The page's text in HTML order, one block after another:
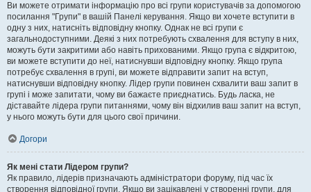
Ви можете отримати інформацію про всі групи користувачів за допомогою
посилання "Групи" в вашій Панелі керування. Якщо ви хочете вступити в
одну з них, натисніть відповідну кнопку. Однак не всі групи є
загальнодоступними. Деякі з них потребують схвалення для вступу в них,
можуть бути закритими або навіть прихованими. Якщо група є відкритою,
ви можете вступити до неї, натиснувши відповідну кнопку. Якщо група
потребує схвалення в групі, ви можете відправити запит на вступ,
натиснувши відповідну кнопку. Лідер групи повинен схвалити ваш запит в
групі і може запитати, чому ви бажаєте приєднатись. Будь ласка, не
діставайте лідера групи питаннями, чому він відхилив ваш запит на вступ,
у нього можуть бути для цього свої причини.
Догори
Як мені стати Лідером групи?
Як правило, лідерів призначають адміністратори форуму, під час їх
створення відповідної групи. Якщо ви зацікавлені у створенні групи, для